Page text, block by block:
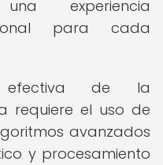
experiencia
para cada
efectiva de la
requiere el uso de
avanzados
y procesamiento